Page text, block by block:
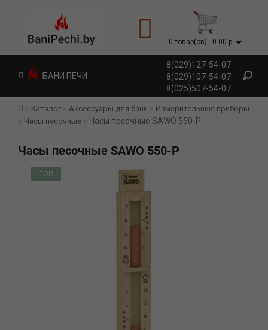
0 товар(ов) - 0.00 р.
8(029)127-54-07
8(029)107-54-07
8(025)507-54-07
БАНИ ПЕЧИ
Каталог Аксессуары для бани
Измерительные приборы
Часы песочные
Часы песочные SAWO 550-P
Часы песочные SAWO 550-P
ТОП